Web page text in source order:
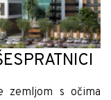
zemljom s očima